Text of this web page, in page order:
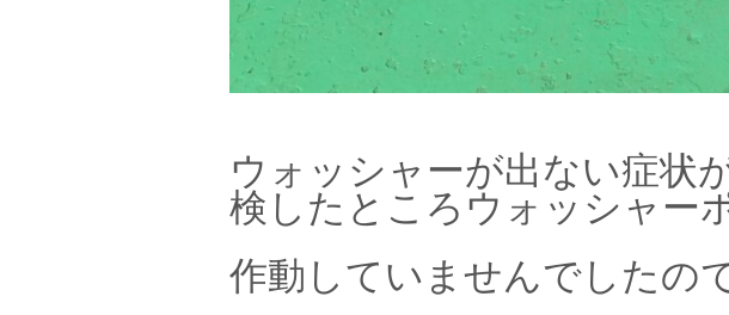
ウォッシャーが出ない症状
検したところウォッシャー
作動していませんでしたの